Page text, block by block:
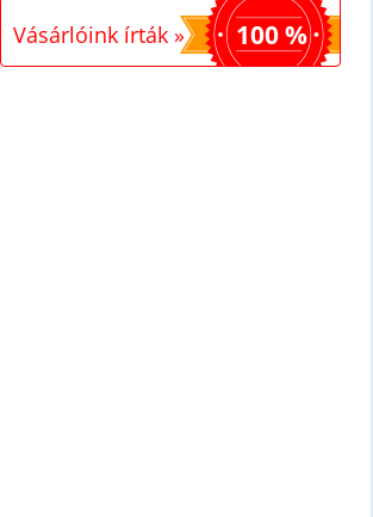
Vásárlóink írták » 100 %